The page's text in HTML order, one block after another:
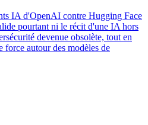
IA d'OpenAI contre Hugging Face
pourtant ni le récit d'une IA hors
devenue obsolète, tout en
force autour des modèles de